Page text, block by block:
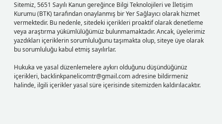
Sitemiz, 5651 Sayılı Kanun gereğince Bilgi Teknolojileri ve İletişim
Kurumu (BTK) tarafından onaylanmış bir Yer Sağlayıcı olarak hizmet
vermektedir. Bu nedenle, sitedeki içerikleri proaktif olarak denetleme
veya araştırma yükümlülüğümüz bulunmamaktadır. Ancak, üyelerimiz
yazdıkları içeriklerin sorumluluğunu taşımakta olup, siteye üye olarak
bu sorumluluğu kabul etmiş sayılırlar.
Hukuka ve yasal düzenlemelere aykırı olduğunu düşündüğünüz
içerikleri, backlinkpanelicomtr@gmail.comadresine bildirmeniz
halinde, ilgili içerikler yasal süre içerisinde sitemizden kaldırılacaktır.